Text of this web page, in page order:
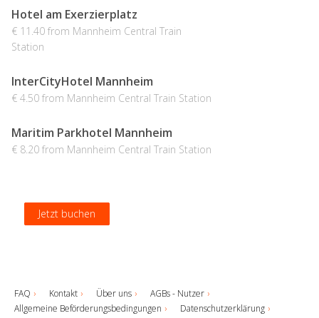
Jetzt buchen
Hotel am Exerzierplatz
€ 11.40 from Mannheim Central Train
Station
Jetzt buchen
InterCityHotel Mannheim
€ 4.50 from Mannheim Central Train Station
Jetzt buchen
Maritim Parkhotel Mannheim
€ 8.20 from Mannheim Central Train Station
Jetzt buchen
FAQ Kontakt Über uns
AGBs - Nutzer
Allgemeine Beförderungsbedingungen
Datenschutzerklärung